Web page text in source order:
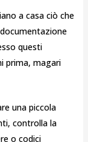
a casa ciò che
questi
prima, magari
una piccola
controlla la
o codici